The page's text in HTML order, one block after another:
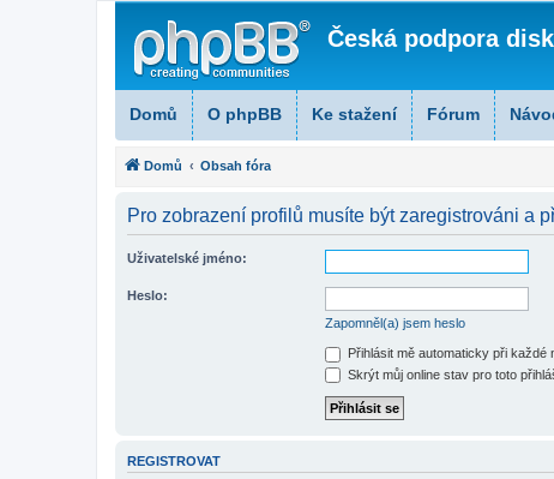
Česká podpora
Domů O phpBB Ke stažení Fórum
Domů Obsah fóra
Pro zobrazení profilů musíte být zaregistrováni a
Uživatelské jméno:
Heslo:
Zapomněl(a) jsem heslo
Přihlásit mě automaticky při každé
Skrýt můj online stav pro toto
REGISTROVAT